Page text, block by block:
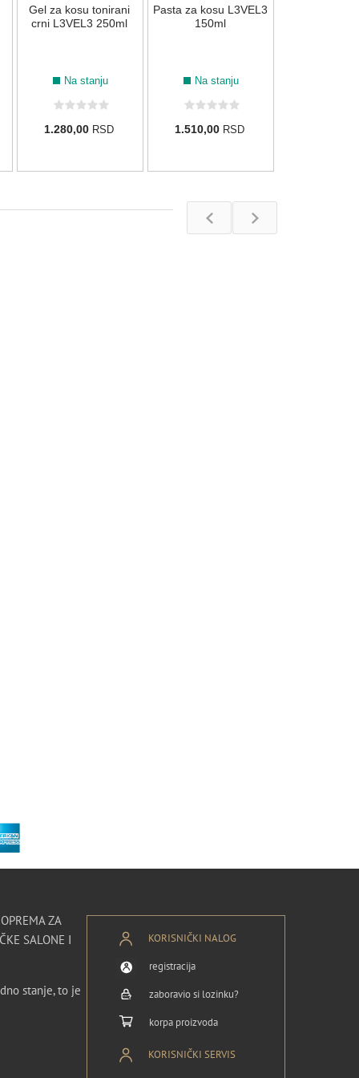
Gel za kosu tonirani
crni L3VEL3 250ml
Na stanju
1.280,00 RSD
Pasta za kosu L3VEL3
150ml
Na stanju
1.510,00 RSD
ZA
SALONE I
stanje, to je
KORISNIČKI NALOG
registracija
zaboravio si lozinku?
korpa proizvoda
KORISNIČKI SERVIS